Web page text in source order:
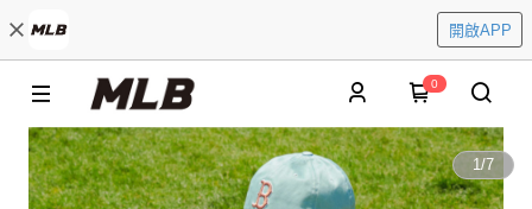
開啟APP
0
1/7